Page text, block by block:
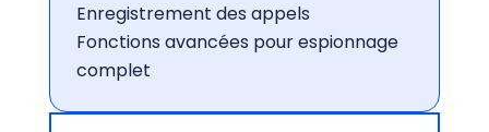
Enregistrement des appels
Fonctions avancées pour espionnage
complet